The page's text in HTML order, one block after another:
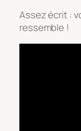
Assez écrit :
ressemble !